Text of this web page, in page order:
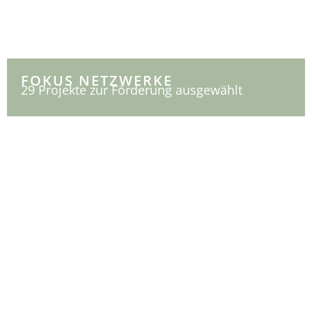
FOKUS NETZWERKE
29 Projekte zur Förderung ausgewählt